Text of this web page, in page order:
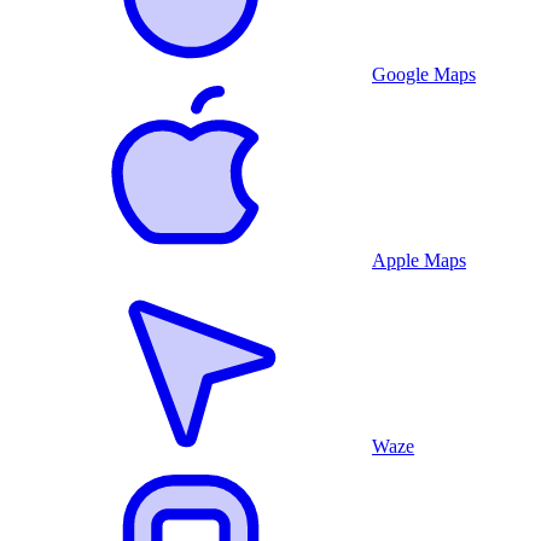
Google Maps
Apple Maps
Waze